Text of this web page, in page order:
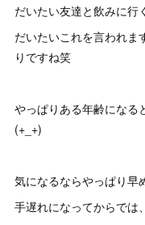
だいたい友達と飲みに行
だいたいこれを言われま
りですね笑
やっぱりある年齢になる
(+_+)
気になるならやっぱり早
手遅れになってからでは